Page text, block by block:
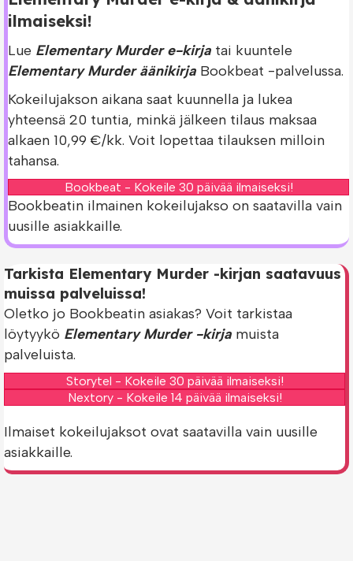
ilmaiseksi!
Lue Elementary Murder e-kirja tai kuuntele
Elementary Murder äänikirja Bookbeat -palvelussa.
Kokeilujakson aikana saat kuunnella ja lukea
yhteensä 20 tuntia, minkä jälkeen tilaus maksaa
alkaen 10,99 €/kk. Voit lopettaa tilauksen milloin
tahansa.
Bookbeat - Kokeile 30 päivää ilmaiseksi!
Bookbeatin ilmainen kokeilujakso on saatavilla vain
uusille asiakkaille.
Tarkista Elementary Murder -kirjan saatavuus
muissa palveluissa!
Oletko jo Bookbeatin asiakas? Voit tarkistaa
löytyykö Elementary Murder -kirja muista
palveluista.
Storytel - Kokeile 30 päivää ilmaiseksi!
Nextory - Kokeile 14 päivää ilmaiseksi!
Ilmaiset kokeilujaksot ovat saatavilla vain uusille
asiakkaille.